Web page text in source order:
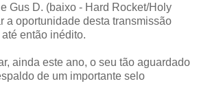
Gus D. (baixo - Hard Rocket/Holy
a oportunidade desta transmissão
então inédito.
ainda este ano, o seu tão aguardado
de um importante selo